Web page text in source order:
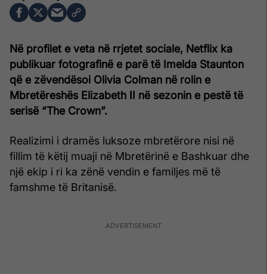
Në profilet e veta në rrjetet sociale, Netflix ka
publikuar fotografinë e parë të Imelda Staunton
që e zëvendësoi Olivia Colman në rolin e
Mbretëreshës Elizabeth II në sezonin e pestë të
serisë “The Crown”.
Realizimi i dramës luksoze mbretërore nisi në
fillim të këtij muaji në Mbretërinë e Bashkuar dhe
një ekip i ri ka zënë vendin e familjes më të
famshme të Britanisë.